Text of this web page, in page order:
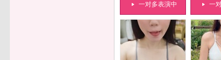
一对多表演中 一